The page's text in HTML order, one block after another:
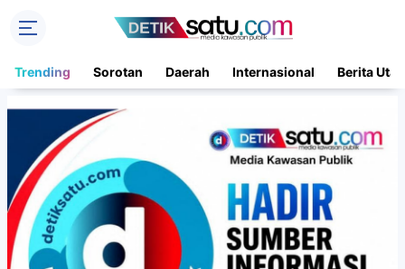
Trending Sorotan Daerah Internasional Berita